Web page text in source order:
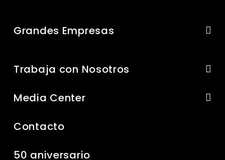
Grandes Empresas
Trabaja con Nosotros
Media Center
Contacto
50 aniversario